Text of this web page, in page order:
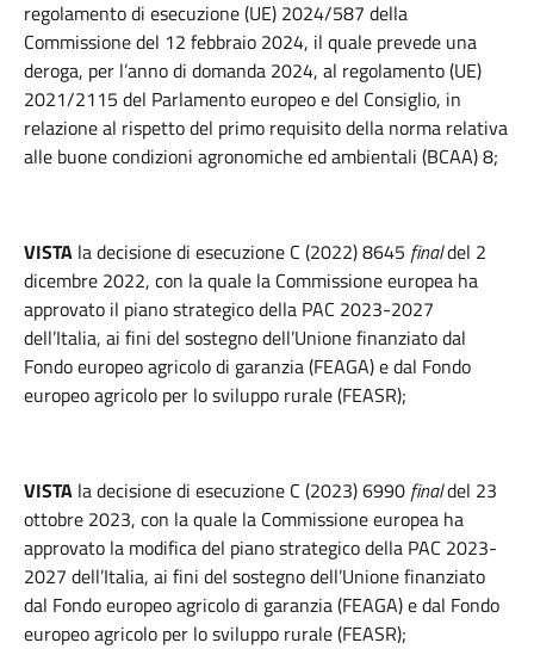
regolamento di esecuzione (UE) 2024/587 della
Commissione del 12 febbraio 2024, il quale prevede una
deroga, per l’anno di domanda 2024, al regolamento (UE)
2021/2115 del Parlamento europeo e del Consiglio, in
relazione al rispetto del primo requisito della norma relativa
alle buone condizioni agronomiche ed ambientali (BCAA) 8;
VISTA la decisione di esecuzione C (2022) 8645 finaldel 2
dicembre 2022, con la quale la Commissione europea ha
approvato il piano strategico della PAC 2023-2027
dell’Italia, ai fini del sostegno dell’Unione finanziato dal
Fondo europeo agricolo di garanzia (FEAGA) e dal Fondo
europeo agricolo per lo sviluppo rurale (FEASR);
VISTA la decisione di esecuzione C (2023) 6990 finaldel 23
ottobre 2023, con la quale la Commissione europea ha
approvato la modifica del piano strategico della PAC 2023-
2027 dell’Italia, ai fini del sostegno dell’Unione finanziato
dal Fondo europeo agricolo di garanzia (FEAGA) e dal Fondo
europeo agricolo per lo sviluppo rurale (FEASR);